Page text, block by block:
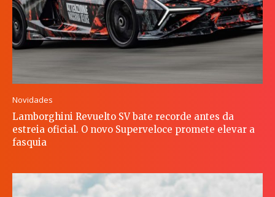
Novidades
Lamborghini Revuelto SV bate recorde antes da
estreia oficial. O novo Superveloce promete elevar a
fasquia